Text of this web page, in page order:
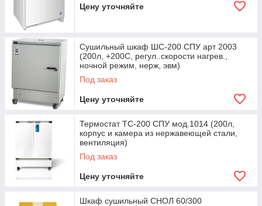
Выберите на сайте и подайте
Получите консультацию
Подтвердите заявку, способ
Цену уточняйте
Сушильный шкаф ШС-200 СПУ арт 2003
(200л, +200С, регул..скорости нагрев.,
ночной режим, нерж, эвм)
Под заказ
Цену уточняйте
Термостат ТС-200 СПУ мод.1014 (200л,
корпус и камера из нержавеющей стали,
вентиляция)
Под заказ
Цену уточняйте
Шкаф сушильный СНОЛ 60/300